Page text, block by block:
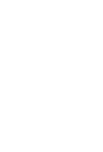
ー
業種交流スペース